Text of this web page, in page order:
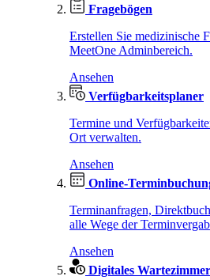
Fragebögen
Erstellen Sie medizinische
MeetOne Adminbereich.
Ansehen
Verfügbarkeitsplaner
Termine und
Ort verwalten.
Ansehen
Online-
Terminanfragen,
alle Wege der
Ansehen
Digitales Wartezimmer